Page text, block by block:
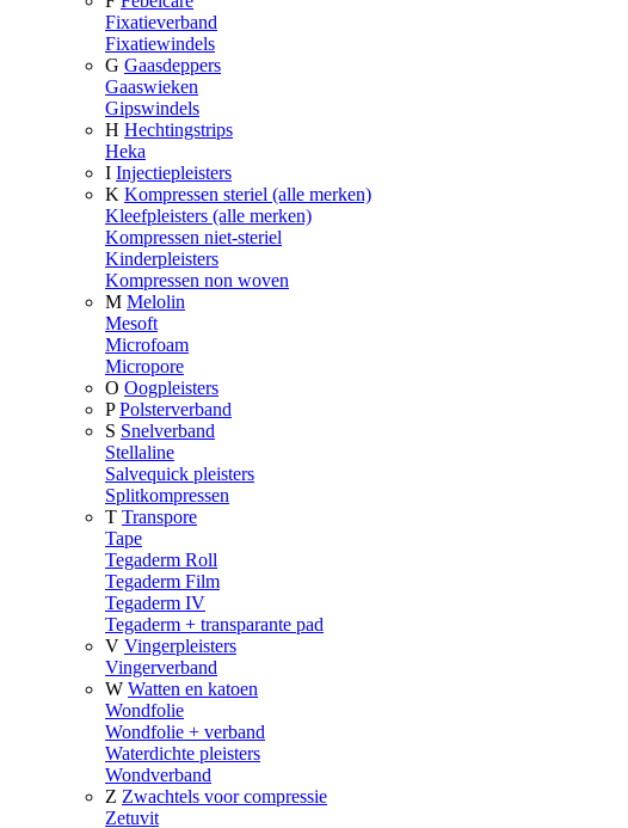
Fixatieverband
Fixatiewindels
G Gaasdeppers
Gaaswieken
Gipswindels
H Hechtingstrips
Heka
I Injectiepleisters
K Kompressen steriel (alle merken)
Kleefpleisters (alle merken)
Kompressen niet-steriel
Kinderpleisters
Kompressen non woven
M Melolin
Mesoft
Microfoam
Micropore
O Oogpleisters
P Polsterverband
S Snelverband
Stellaline
Salvequick pleisters
Splitkompressen
T Transpore
Tape
Tegaderm Roll
Tegaderm Film
Tegaderm IV
Tegaderm + transparante pad
V Vingerpleisters
Vingerverband
W Watten en katoen
Wondfolie
Wondfolie + verband
Waterdichte pleisters
Wondverband
Z Zwachtels voor compressie
Zetuvit